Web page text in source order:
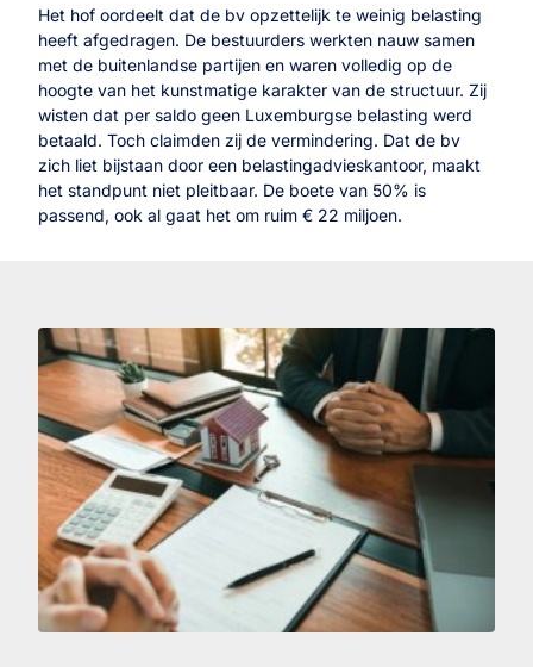
Het hof oordeelt dat de bv opzettelijk te weinig belasting
heeft afgedragen. De bestuurders werkten nauw samen
met de buitenlandse partijen en waren volledig op de
hoogte van het kunstmatige karakter van de structuur. Zij
wisten dat per saldo geen Luxemburgse belasting werd
betaald. Toch claimden zij de vermindering. Dat de bv
zich liet bijstaan door een belastingadvieskantoor, maakt
het standpunt niet pleitbaar. De boete van 50% is
passend, ook al gaat het om ruim € 22 miljoen.